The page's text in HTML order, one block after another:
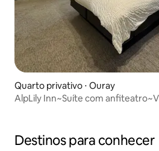
Quarto privativo ⋅ Ouray
AlpLily Inn~Suíte com
Destinos para conhecer